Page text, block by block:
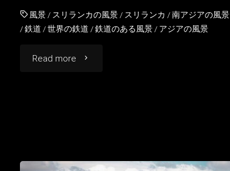
ン
カ
風景 / スリランカの風景 / スリランカ /南アジアの風景
/鉄道 /世界の鉄道 /鉄道のある風景/ アジアの風景
Read more "コ
の